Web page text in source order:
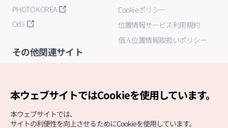
PHOTO KOREA
Odii
Cookieポリシー
位置情報サービス利用規約
個人位置情報取扱いポリシー
その他関連サイト
本ウェブサイトではCookieを使用しています。
本ウェブサイトでは、
サイトの利便性を向上させるためにCookieを使用しています。